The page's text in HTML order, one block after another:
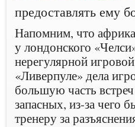
предоставлять ему
Напомним, что
у лондонского
нерегулярной
«Ливерпуле» дела
большую часть
запасных, из-за чего
тренеру за